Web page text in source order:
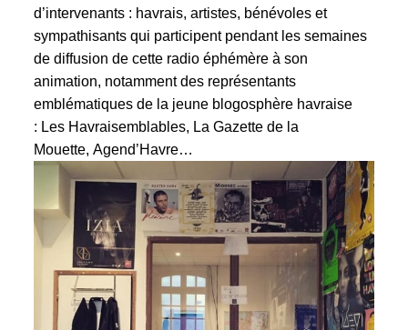
d’intervenants : havrais, artistes, bénévoles et
sympathisants qui participent pendant les semaines
de diffusion de cette radio éphémère à son
animation, notamment des représentants
emblématiques de la jeune blogosphère havraise
: Les Havraisemblables, La Gazette de la
Mouette,Agend’Havre…